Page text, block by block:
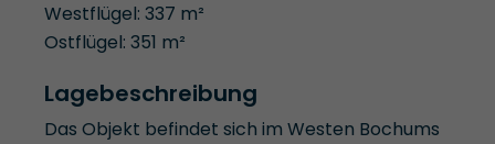
Westflügel: 337 m²
Ostflügel: 351 m²
Lagebeschreibung
Das Objekt befindet sich im Westen Bochums